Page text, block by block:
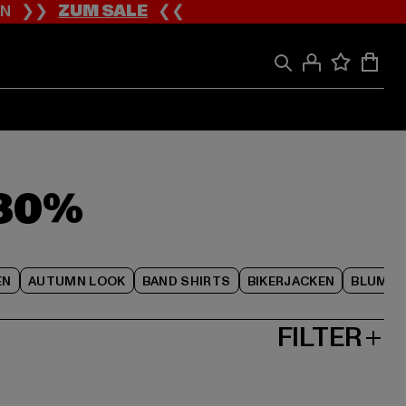
❯❯ZUM SALE❮❮
AUTUMN LOOK BAND SHIRTS BIKERJACKEN
FILTER